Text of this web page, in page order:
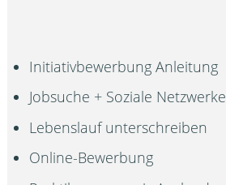
Initiativbewerbung Anleitung
Jobsuche + Soziale Netzwerke
Lebenslauf unterschreiben
Online-Bewerbung